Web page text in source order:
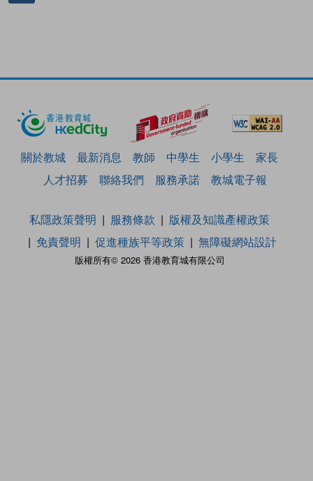
關於教城 最新消息 教師 中學生 小學生
家長
人才招募
聯絡我們 服務承諾 教城電子報
版權所有© 2026 香港教育城有限公司
私隱政策聲明 服務條款
版權及知識產權政策
免責聲明
促進種族平等政策 無障礙網站設計